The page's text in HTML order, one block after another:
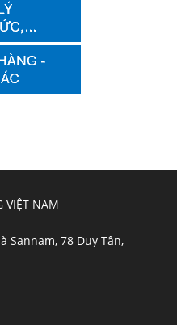
VIỆT NAM
Sannam, 78 Duy Tân,